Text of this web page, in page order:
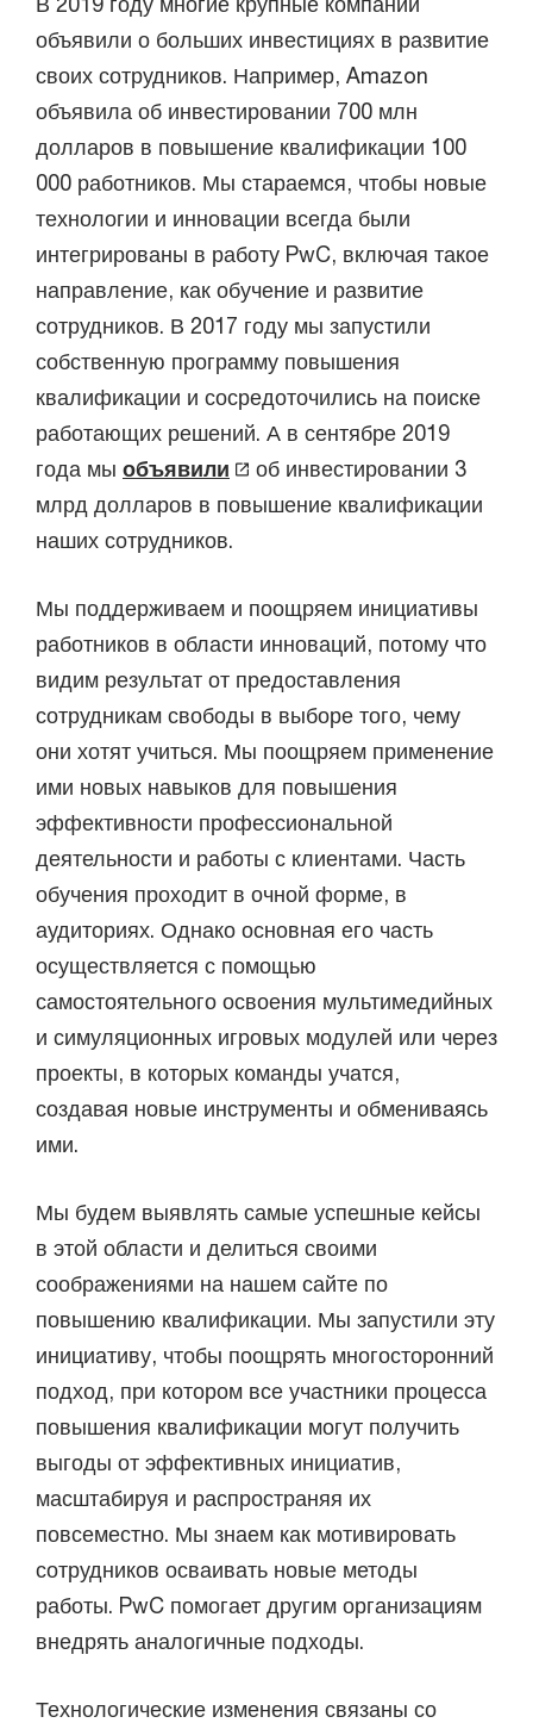
объявили о больших инвестициях в развитие
своих сотрудников. Например, Amazon
объявила об инвестировании 700 млн
долларов в повышение квалификации 100
000 работников. Мы стараемся, чтобы новые
технологии и инновации всегда были
интегрированы в работу PwC, включая такое
направление, как обучение и развитие
сотрудников. В 2017 году мы запустили
собственную программу повышения
квалификации и сосредоточились на поиске
работающих решений. А в сентябре 2019
года мы объявили
об инвестировании 3
млрд долларов в повышение квалификации
наших сотрудников.
Мы поддерживаем и поощряем инициативы
работников в области инноваций, потому что
видим результат от предоставления
сотрудникам свободы в выборе того, чему
они хотят учиться. Мы поощряем применение
ими новых навыков для повышения
эффективности профессиональной
деятельности и работы с клиентами. Часть
обучения проходит в очной форме, в
аудиториях. Однако основная его часть
осуществляется с помощью
самостоятельного освоения мультимедийных
и симуляционных игровых модулей или через
проекты, в которых команды учатся,
создавая новые инструменты и обмениваясь
ими.
Мы будем выявлять самые успешные кейсы
в этой области и делиться своими
соображениями на нашем сайте по
повышению квалификации. Мы запустили эту
инициативу, чтобы поощрять многосторонний
подход, при котором все участники процесса
повышения квалификации могут получить
выгоды от эффективных инициатив,
масштабируя и распространяя их
повсеместно. Мы знаем как мотивировать
сотрудников осваивать новые методы
работы. PwC помогает другим организациям
внедрять аналогичные подходы.
Технологические изменения связаны со